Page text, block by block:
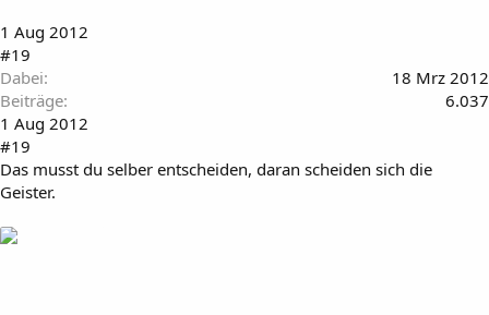
1 Aug 2012
#19
Dabei
18 Mrz 2012
Beiträge
6.037
1 Aug 2012
#19
Das musst du selber entscheiden, daran scheiden sich die
Geister.